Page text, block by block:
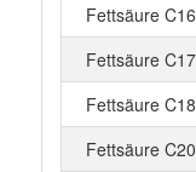
Fettsäure
Fettsäure
Fettsäure
Fettsäure